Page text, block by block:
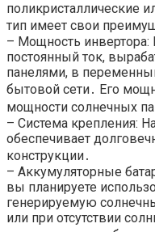
поликристаллические
тип имеет свои
– Мощность инвертора:
постоянный ток,
панелями, в
бытовой сети․ Его
мощности солнечных
– Система крепления:
обеспечивает
конструкции․
– Аккумуляторные
вы планируете
генерируемую
или при отсутствии